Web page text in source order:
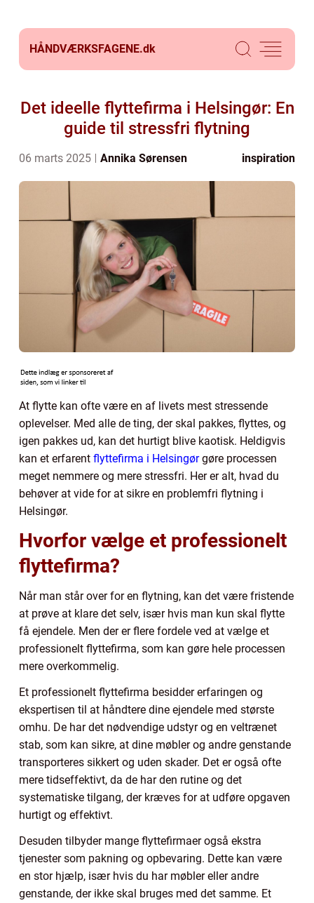
HÅNDVÆRKSFAGENE.dk
Det ideelle flyttefirma i Helsingør: En
guide til stressfri flytning
06 marts 2025 Annika Sørensen inspiration
At flytte kan ofte være en af livets mest stressende
oplevelser. Med alle de ting, der skal pakkes, flyttes, og
igen pakkes ud, kan det hurtigt blive kaotisk. Heldigvis
kan et erfarent flyttefirma i Helsingørgøre processen
meget nemmere og mere stressfri. Her er alt, hvad du
behøver at vide for at sikre en problemfri flytning i
Helsingør.
Hvorfor vælge et professionelt
flyttefirma?
Når man står over for en flytning, kan det være fristende
at prøve at klare det selv, især hvis man kun skal flytte
få ejendele. Men der er flere fordele ved at vælge et
professionelt flyttefirma, som kan gøre hele processen
mere overkommelig.
Et professionelt flyttefirma besidder erfaringen og
ekspertisen til at håndtere dine ejendele med største
omhu. De har det nødvendige udstyr og en veltrænet
stab, som kan sikre, at dine møbler og andre genstande
transporteres sikkert og uden skader. Det er også ofte
mere tidseffektivt, da de har den rutine og det
systematiske tilgang, der kræves for at udføre opgaven
hurtigt og effektivt.
Desuden tilbyder mange flyttefirmaer også ekstra
tjenester som pakning og opbevaring. Dette kan være
en stor hjælp, især hvis du har møbler eller andre
genstande, der ikke skal bruges med det samme. Et